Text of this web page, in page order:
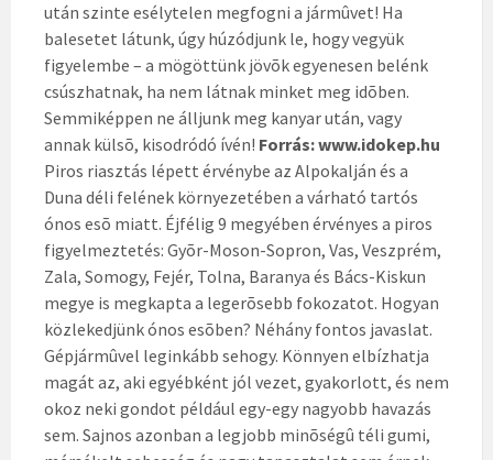
után szinte esélytelen megfogni a jármûvet! Ha
balesetet látunk, úgy húzódjunk le, hogy vegyük
figyelembe – a mögöttünk jövõk egyenesen belénk
csúszhatnak, ha nem látnak minket meg idõben.
Semmiképpen ne álljunk meg kanyar után, vagy
annak külsõ, kisodródó ívén! Forrás: www.idokep.hu
Piros riasztás lépett érvénybe az Alpokalján és a
Duna déli felének környezetében a várható tartós
ónos esõ miatt. Éjfélig 9 megyében érvényes a piros
figyelmeztetés: Gyõr-Moson-Sopron, Vas, Veszprém,
Zala, Somogy, Fejér, Tolna, Baranya és Bács-Kiskun
megye is megkapta a legerõsebb fokozatot. Hogyan
közlekedjünk ónos esõben? Néhány fontos javaslat.
Gépjármûvel leginkább sehogy. Könnyen elbízhatja
magát az, aki egyébként jól vezet, gyakorlott, és nem
okoz neki gondot például egy-egy nagyobb havazás
sem. Sajnos azonban a legjobb minõségû téli gumi,